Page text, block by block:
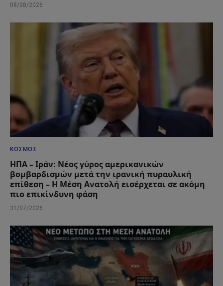
08/08/2026
ΚΌΣΜΟΣ
ΗΠΑ – Ιράν: Νέος γύρος αμερικανικών
βομβαρδισμών μετά την ιρανική πυραυλική
επίθεση – Η Μέση Ανατολή εισέρχεται σε ακόμη
πιο επικίνδυνη φάση
31/07/2026